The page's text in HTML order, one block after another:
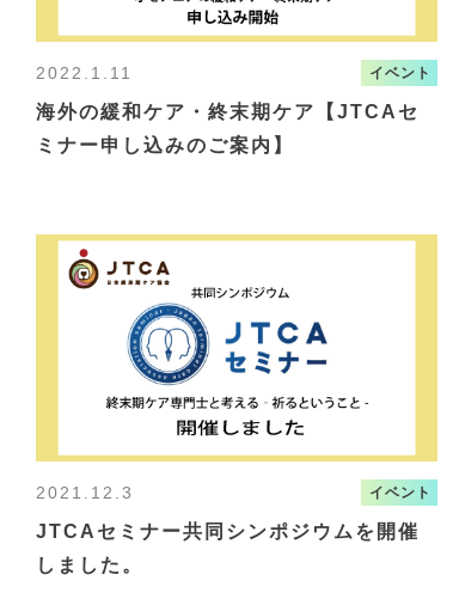
2022.1.11 イベント
海外の緩和ケア・終末期ケア【JTCAセ
ミナー申し込みのご案内】
2021.12.3 イベント
JTCAセミナー共同シンポジウムを開催
しました。